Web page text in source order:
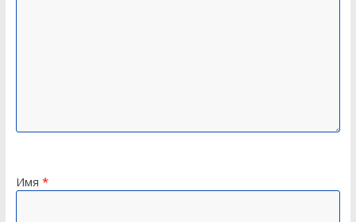
Имя *